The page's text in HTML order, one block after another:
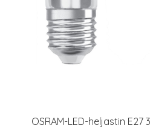
OSRAM-LED-heljastin E27